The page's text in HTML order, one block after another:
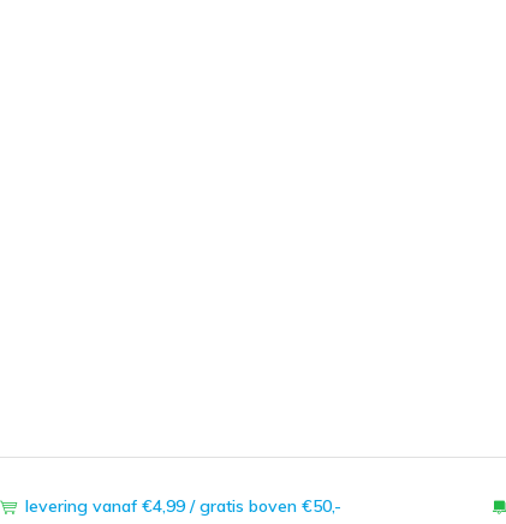
levering vanaf €4,99 / gratis boven €50,-